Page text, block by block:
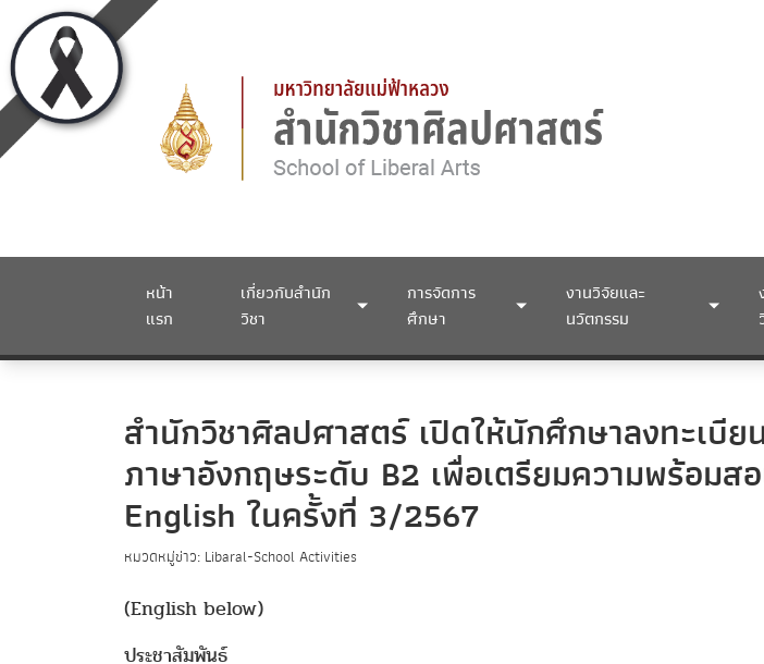
หน้า
แรก
เกี่ยวกับสำนัก
วิชา
การจัดการ
ศึกษา
งานวิจัยและ
นวัตกรรม
สำนักวิชาศิลปศาสตร์ เปิดให้นักศึกษาลงทะเบี
ภาษาอังกฤษระดับ B2 เพื่อเตรียมความพร้อม
English ในครั้งที่ 3/2567
หมวดหมู่ข่าว: Libaral-School Activities
(English below)
ประชาสัมพันธ์